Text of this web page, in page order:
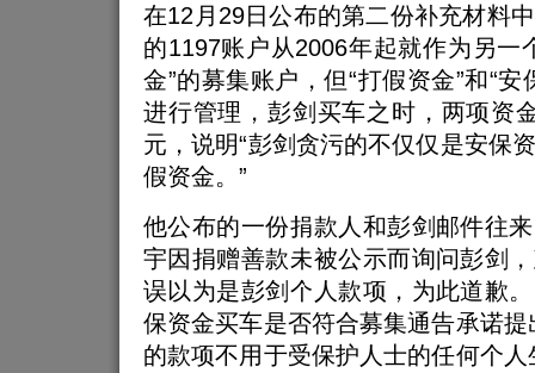
在12月29日公布的第二份补充材料
的1197账户从2006年起就作为另一
金”的募集账户，但“打假资金”和“
进行管理，彭剑买车之时，两项资
元，说明“彭剑贪污的不仅仅是安保
假资金。”
他公布的一份捐款人和彭剑邮件往
宇因捐赠善款未被公示而询问彭剑
误以为是彭剑个人款项，为此道歉
保资金买车是否符合募集通告承诺提
的款项不用于受保护人士的任何个人